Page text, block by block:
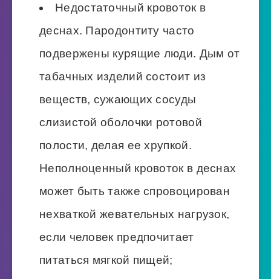
Недостаточный кровоток в
деснах. Пародонтиту часто
подвержены курящие люди. Дым от
табачных изделий состоит из
веществ, сужающих сосуды
слизистой оболочки ротовой
полости, делая ее хрупкой.
Неполноценный кровоток в деснах
может быть также спровоцирован
нехваткой жевательных нагрузок,
если человек предпочитает
питаться мягкой пищей;